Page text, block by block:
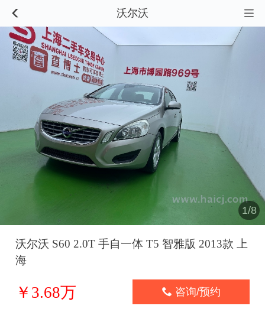
 沃尔沃 
1/8
沃尔沃 S60 2.0T 手自一体 T5 智雅版 2013款 上
海
￥3.68万  咨询/预约